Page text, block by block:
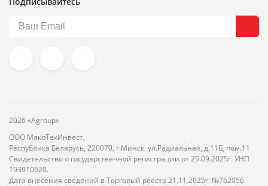
2026 «Agroup»
ООО МакоТехИнвест,
Республика Беларусь, 220070, г.Минск, ул.Радиальная, д.11Б, пом.11
Свидетельство о государственной регистрации от 25.09.2025г. УНП
193910620.
Дата внесения сведений в Торговый реестр 21.11.2025г. №762056